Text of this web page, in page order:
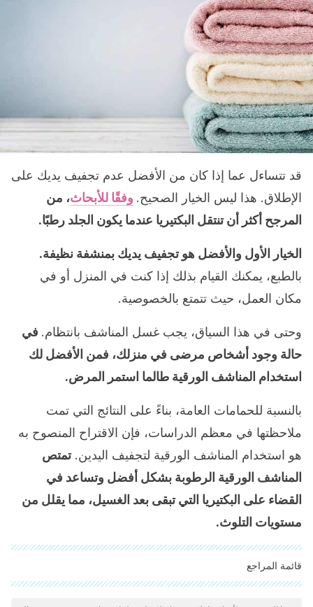
قد تتساءل عما إذا كان من الأفضل عدم تجفيف يديك على
الإطلاق. هذا ليس الخيار الصحيح. وفقًا للأبحاث، من
المرجح أكثر أن تنتقل البكتيريا عندما يكون الجلد رطبًا.
الخيار الأول والأفضل هو تجفيف يديك بمنشفة نظيفة.
بالطبع، يمكنك القيام بذلك إذا كنت في المنزل أو في
مكان العمل، حيث تتمتع بالخصوصية.
وحتى في هذا السياق، يجب غسل المناشف بانتظام. في
حالة وجود أشخاص مرضى في منزلك، فمن الأفضل لك
استخدام المناشف الورقية طالما استمر المرض.
بالنسبة للحمامات العامة، بناءً على النتائج التي تمت
ملاحظتها في معظم الدراسات، فإن الاقتراح المنصوح به
هو استخدام المناشف الورقية لتجفيف اليدين.تمتص
المناشف الورقية الرطوبة بشكل أفضل وتساعد في
القضاء على البكتيريا التي تبقى بعد الغسيل، مما يقلل من
مستويات التلوث.
قائمة المراجع
"تمت مراجعة جميع المصادر المذكورة بعناية شديدة من قبل فريقنا